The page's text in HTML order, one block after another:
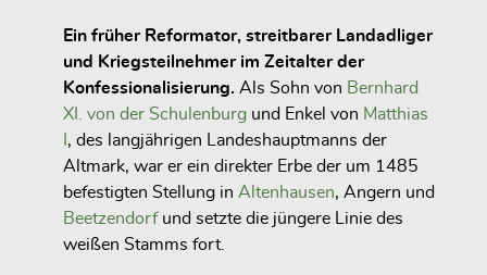
Ein früher Reformator, streitbarer Landadliger
und Kriegsteilnehmer im Zeitalter der
Konfessionalisierung. Als Sohn von Bernhard
XI. von der Schulenburg und Enkel von Matthias
, des langjährigen Landeshauptmanns der
Altmark, war er ein direkter Erbe der um 1485
befestigten Stellung in Altenhausen, Angern und
Beetzendorfund setzte die jüngere Linie des
weißen Stamms fort.